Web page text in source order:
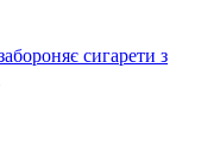
сигарети з